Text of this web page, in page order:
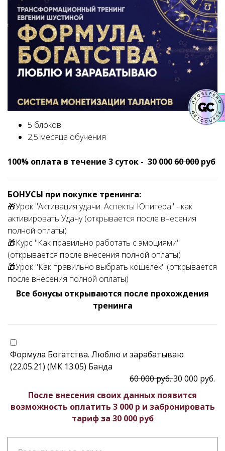
5 блоков
2,5 месяца обучения
100% оплата в течение 3 суток - 30 00060 000 руб
БОНУСЫ при покупке тренинга:
🎁Урок "Активация удачи. Аспекты Юпитера" - как
активировать Удачу (открывается после внесения
полной оплаты)
🎁Курс "Как правильно работать с эмоциями"
(открывается после внесения полной оплаты)
🎁Урок "Как правильно выбрать кошелек" (открывается
после внесения полной оплаты)
Все бонусы открываются после прохождения
тренинга
Формула Богатства. Люблю и зарабатываю
(22.05.21) (МК 13.05) Банда
60 000 руб.30 000 руб.
После внесения своих данных появится
возможность оплатить 3 000 р и забронировать
тариф за 30 000 руб